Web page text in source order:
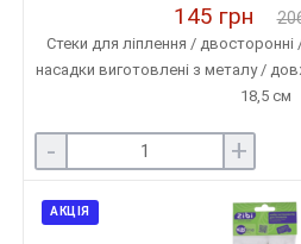
145 грн
Стеки для ліплення / двосторонні
насадки виготовлені з металу /
18,5 см
- +
АКЦІЯ